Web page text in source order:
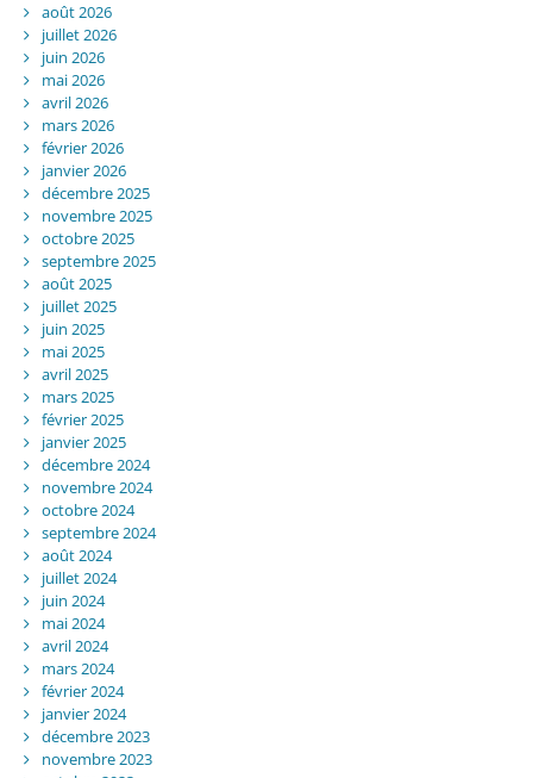
août 2026
juillet 2026
juin 2026
mai 2026
avril 2026
mars 2026
février 2026
janvier 2026
décembre 2025
novembre 2025
octobre 2025
septembre 2025
août 2025
juillet 2025
juin 2025
mai 2025
avril 2025
mars 2025
février 2025
janvier 2025
décembre 2024
novembre 2024
octobre 2024
septembre 2024
août 2024
juillet 2024
juin 2024
mai 2024
avril 2024
mars 2024
février 2024
janvier 2024
décembre 2023
novembre 2023